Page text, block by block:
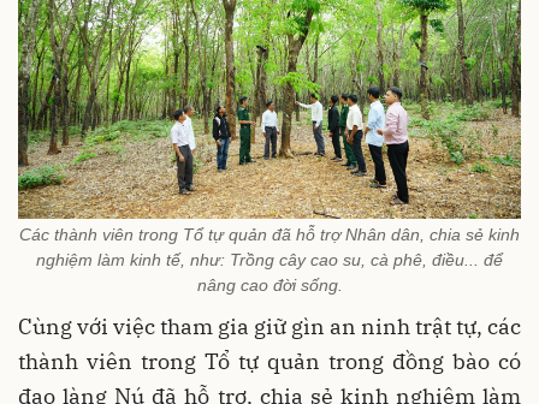
Các thành viên trong Tổ tự quản đã hỗ trợ Nhân dân, chia sẻ kinh
nghiệm làm kinh tế, như: Trồng cây cao su, cà phê, điều... để
nâng cao đời sống.
Cùng với việc tham gia giữ gìn an ninh trật tự, các
thành viên trong Tổ tự quản trong đồng bào có
đạo làng Nú đã hỗ trợ, chia sẻ kinh nghiệm làm